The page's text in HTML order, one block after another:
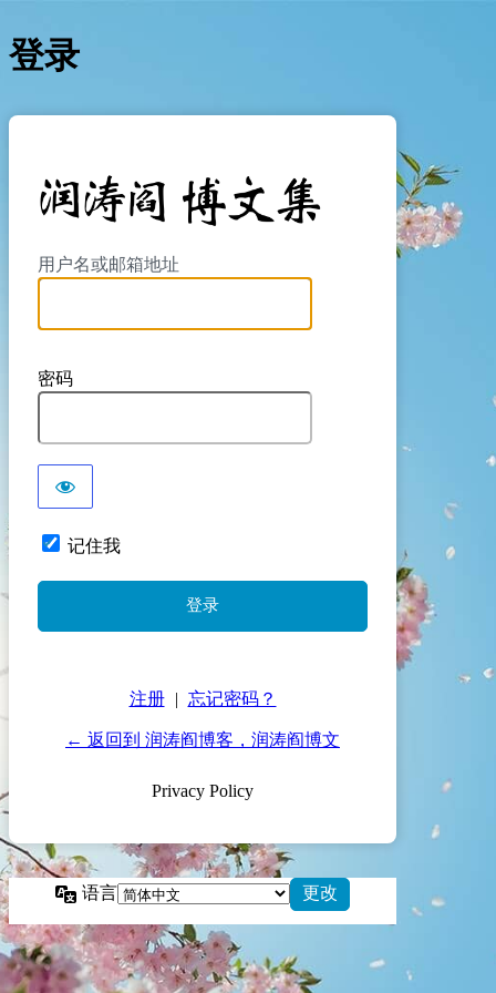
登录
https://
用户名或邮箱地址
密码
记住我
注册 | 忘记密码？
← 返回到 润涛阎博客，润涛阎博文
Privacy Policy
语言